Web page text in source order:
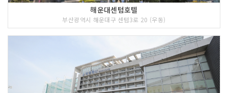
해운대센텀호텔
부산광역시 해운대구 센텀3로 20 (우동)